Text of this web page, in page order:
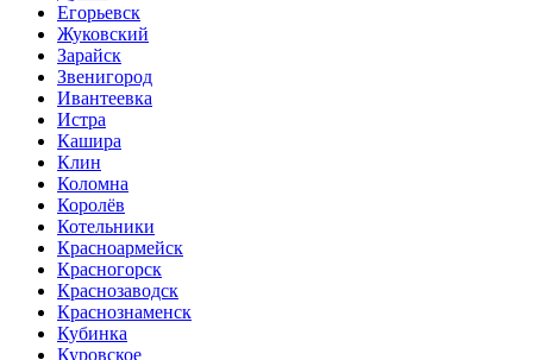
Егорьевск
Жуковский
Зарайск
Звенигород
Ивантеевка
Истра
Кашира
Клин
Коломна
Королёв
Котельники
Красноармейск
Красногорск
Краснозаводск
Краснознаменск
Кубинка
Куровское